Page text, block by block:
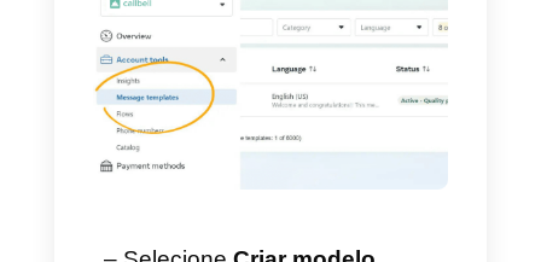
Administrador do WhatsApp
ou clique
aqui.
– Nas Ferramentas da conta →
Modelos de